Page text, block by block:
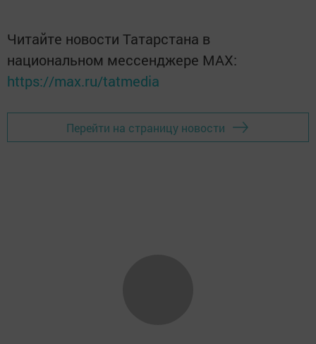
Читайте новости Татарстана в
национальном мессенджере MАХ:
https://max.ru/tatmedia
Перейти на страницу новости